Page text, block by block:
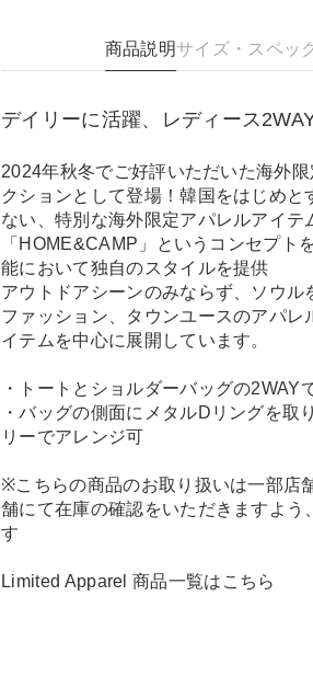
商品説明サイズ・スペッ
デイリーに活躍、レディース
2024年秋冬でご好評いただいた海外
クションとして登場！韓国をはじめ
ない、特別な海外限定アパレルアイテ
「HOME&CAMP」というコンセプト
能において独自のスタイルを提供
アウトドアシーンのみならず、ソウル
ファッション、タウンユースのアパ
イテムを中心に展開しています。
・トートとショルダーバッグの2WAY
・バッグの側面にメタルDリングを取
リーでアレンジ可
※こちらの商品のお取り扱いは一部店
舗にて在庫の確認をいただきますよう
す
Limited Apparel 商品一覧はこちら